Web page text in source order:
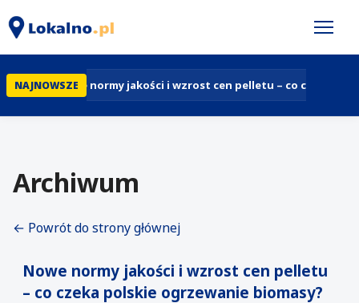
NAJNOWSZENowe normy jakości i wzrost cen pelletu – co czeka
Archiwum
← Powrót do strony głównej
Nowe normy jakości i wzrost cen pelletu
– co czeka polskie ogrzewanie biomasy?